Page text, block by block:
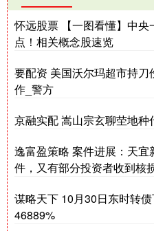
怀远股票 【一图看懂】中
点！相关概念股速览
要配资 美国沃尔玛超市持
作_警方
京融实配 嵩山宗玄聊茔地种
逸富盈策略 案件进展：天
件，又有部分投资者收到核
谋略天下 10月30日东时转
46889%